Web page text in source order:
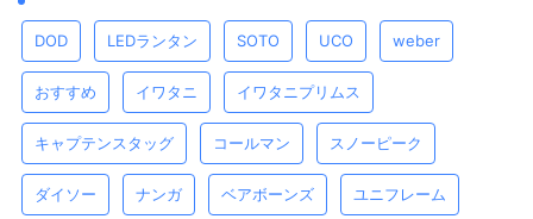
DOD LEDランタン SOTO UCO weber
おすすめ イワタニ イワタニプリムス
キャプテンスタッグ コールマン スノーピーク
ダイソー ナンガ ベアボーンズ ユニフレーム